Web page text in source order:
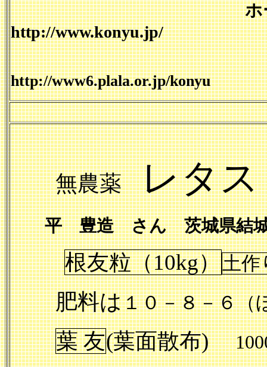
ホ
http://www.konyu.jp/
根友
http://www6.plala.or.jp/konyu
無農薬 レタ
平 豊造 さん 茨城県結城
根友粒（10kg）土作
肥料は１０－８－６
葉 友(葉面散布)